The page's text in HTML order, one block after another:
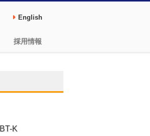
採用情報
English
K